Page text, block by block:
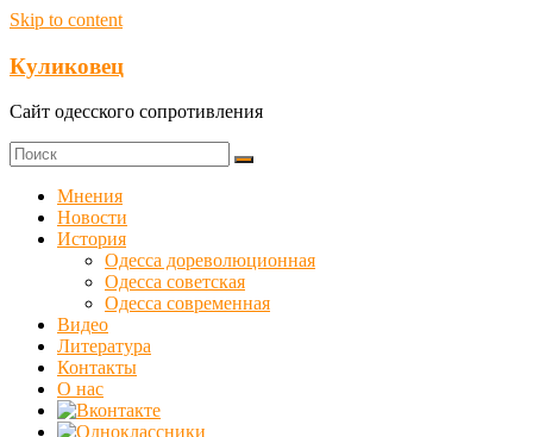
Skip to content
Куликовец
Сайт одесского сопротивления
Мнения
Новости
История
Одесса дореволюционная
Одесса советская
Одесса современная
Видео
Литература
Контакты
О нас